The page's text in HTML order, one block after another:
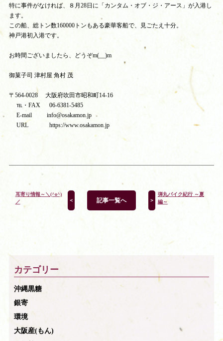
特に事件がなければ、８月28日に「カンタム・オブ・ジ・アース」が入港し
ます。
この船、総トン数160000トンもある豪華客船で、見ごたえ十分。
神戸港初入港です。
お時間ございましたら、どうぞm(__)m
御菓子司 津村屋 角村 茂
〒564-0028 大阪府吹田市昭和町14-16
℡・FAX 06-6381-5485
E-mail info@osakamon.jp
URL https://www.osakamon.jp
耳寄り情報～＼(^o^)
／
＜ 記事一覧へ ＞
弾丸バイク紀行 ～夏
編～
カテゴリー
沖縄黒糖
銀寄
環境
大阪産(もん)